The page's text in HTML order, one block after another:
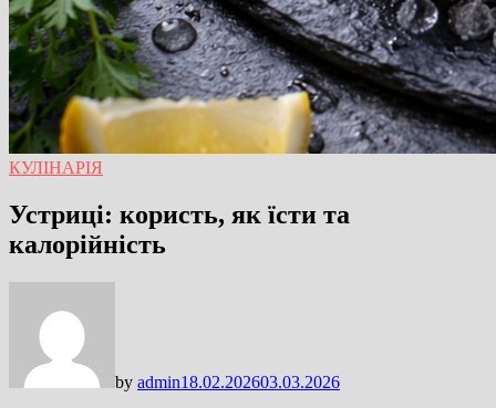
КУЛІНАРІЯ
Устриці: користь, як їсти та
калорійність
by admin18.02.202603.03.2026